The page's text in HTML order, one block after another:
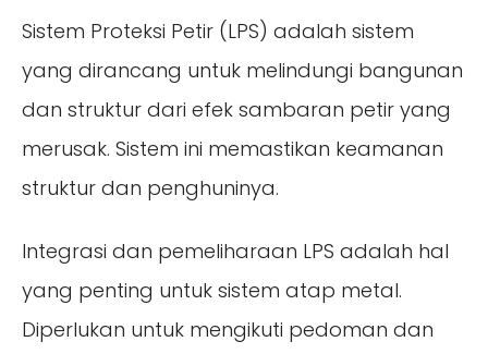
Sistem Proteksi Petir (LPS) adalah sistem
yang dirancang untuk melindungi bangunan
dan struktur dari efek sambaran petir yang
merusak. Sistem ini memastikan keamanan
struktur dan penghuninya.
Integrasi dan pemeliharaan LPS adalah hal
yang penting untuk sistem atap metal.
Diperlukan untuk mengikuti pedoman dan